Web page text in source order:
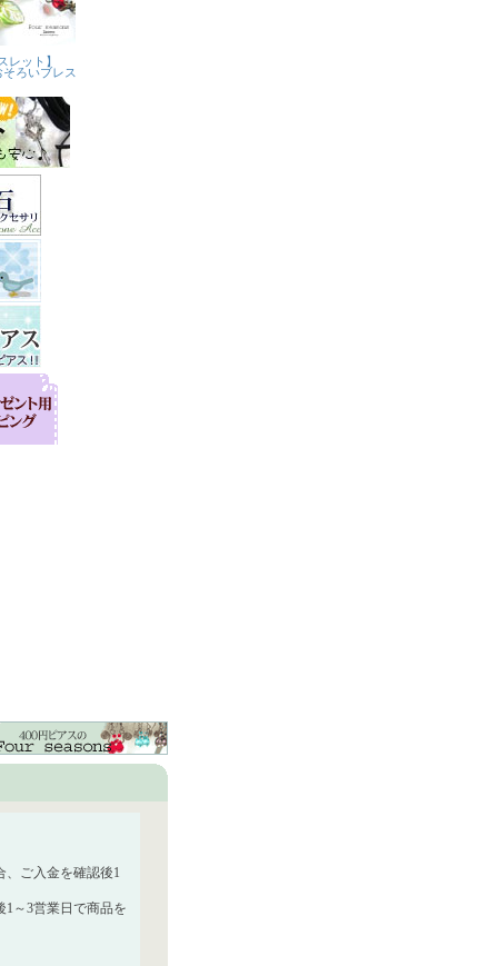
、ご入金を確認後1
～3営業日で商品を